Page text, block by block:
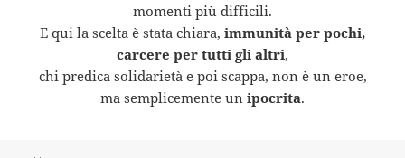
momenti più difficili.
E qui la scelta è stata chiara, immunità per pochi,
carcere per tutti gli altri,
chi predica solidarietà e poi scappa, non è un eroe,
ma semplicemente un ipocrita.